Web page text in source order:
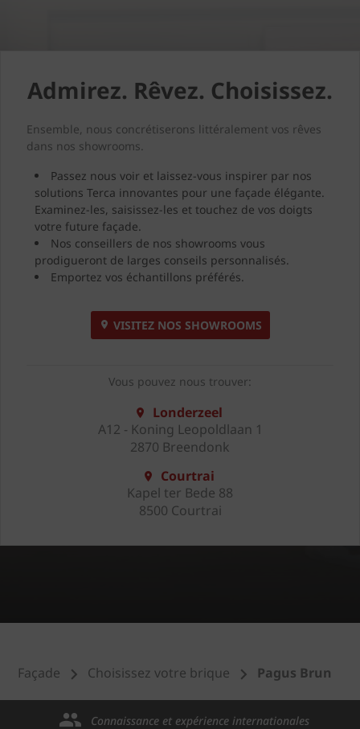
Admirez. Rêvez. Choisissez.
Ensemble, nous concrétiserons littéralement vos rêves
dans nos showrooms.
Passez nous voir et laissez-vous inspirer par nos
solutions Terca innovantes pour une façade élégante.
Examinez-les, saisissez-les et touchez de vos doigts
votre future façade.
Nos conseillers de nos showrooms vous
prodigueront de larges conseils personnalisés.
Emportez vos échantillons préférés.
VISITEZ NOS SHOWROOMS
Vous pouvez nous trouver:
Londerzeel
A12 - Koning Leopoldlaan 1
2870 Breendonk
Courtrai
Kapel ter Bede 88
8500 Courtrai
Façade Choisissez votre brique Pagus Brun
Connaissance et expérience internationales